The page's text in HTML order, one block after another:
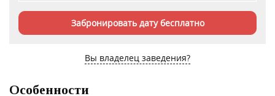
Забронировать дату бесплатно
Вы владелец заведения?
Особенности